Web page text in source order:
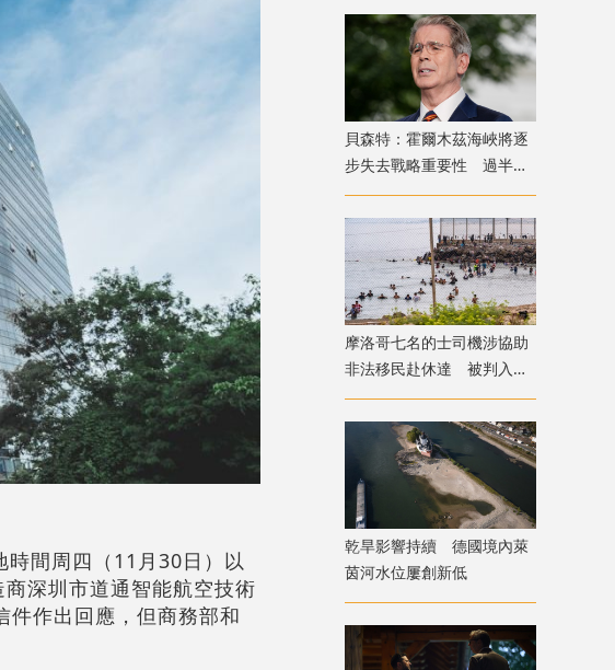
間周四（11月30日）以
深圳市道通智能航空技術
作出回應，但商務部和
貝森特：霍爾木茲海峽將逐
步失去戰略重要性 過半能
源將由地下管道輸送
摩洛哥七名的士司機涉協助
非法移民赴休達 被判入獄
兼罰款
乾旱影響持續 德國境內萊
茵河水位屢創新低